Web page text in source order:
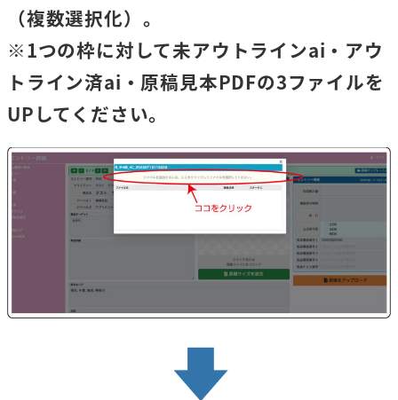
（複数選択化）。
※1つの枠に対して未アウトラインai・アウ
トライン済ai・原稿見本PDFの3ファイルを
UPしてください。